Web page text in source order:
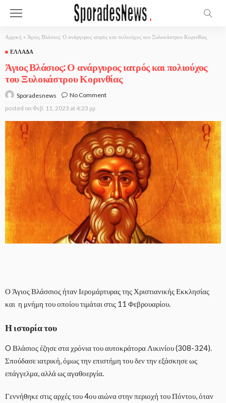
Αρχική » Άγιος Βλάσιος: Ο ανάργυρος ιατρός και πολιούχος του Ξυλοκάστρου Κορινθίας
ΕΛΛΆΔΑ
Άγιος Βλάσιος: Ο ανάργυρος ιατρός και πολιούχος
του Ξυλοκάστρου Κορινθίας
Sporadesnews
No Comment
posted on Φεβ. 11, 2023 at 4:23 μμ
Ο Άγιος Βλάσσιος ήταν Ιερομάρτυρας της Χριστιανικής Εκκλησίας
και η μνήμη του οποίου τιμάται στις 11 Φεβρουαρίου.
Η ιστορία του
O Βλάσιος έζησε στα χρόνια του αυτοκράτορα Λικινίου (308-324).
Σπούδασε ιατρική, όμως την επιστήμη του δεν την εξάσκησε ως
επάγγελμα, αλλά ως αγαθοεργία.
Γεννήθηκε στις αρχές του 4ου αιώνα στην περιοχή του Πόντου, όταν